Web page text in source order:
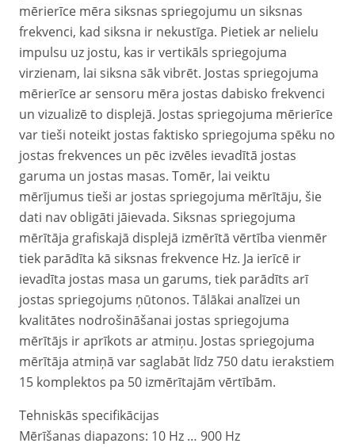
mērierīce mēra siksnas spriegojumu un siksnas
frekvenci, kad siksna ir nekustīga. Pietiek ar nelielu
impulsu uz jostu, kas ir vertikāls spriegojuma
virzienam, lai siksna sāk vibrēt. Jostas spriegojuma
mērierīce ar sensoru mēra jostas dabisko frekvenci
un vizualizē to displejā. Jostas spriegojuma mērierīce
var tieši noteikt jostas faktisko spriegojuma spēku no
jostas frekvences un pēc izvēles ievadītā jostas
garuma un jostas masas. Tomēr, lai veiktu
mērījumus tieši ar jostas spriegojuma mērītāju, šie
dati nav obligāti jāievada. Siksnas spriegojuma
mērītāja grafiskajā displejā izmērītā vērtība vienmēr
tiek parādīta kā siksnas frekvence Hz. Ja ierīcē ir
ievadīta jostas masa un garums, tiek parādīts arī
jostas spriegojums ņūtonos. Tālākai analīzei un
kvalitātes nodrošināšanai jostas spriegojuma
mērītājs ir aprīkots ar atmiņu. Jostas spriegojuma
mērītāja atmiņā var saglabāt līdz 750 datu ierakstiem
15 komplektos pa 50 izmērītajām vērtībām.
Tehniskās specifikācijas
Mērīšanas diapazons: 10 Hz … 900 Hz